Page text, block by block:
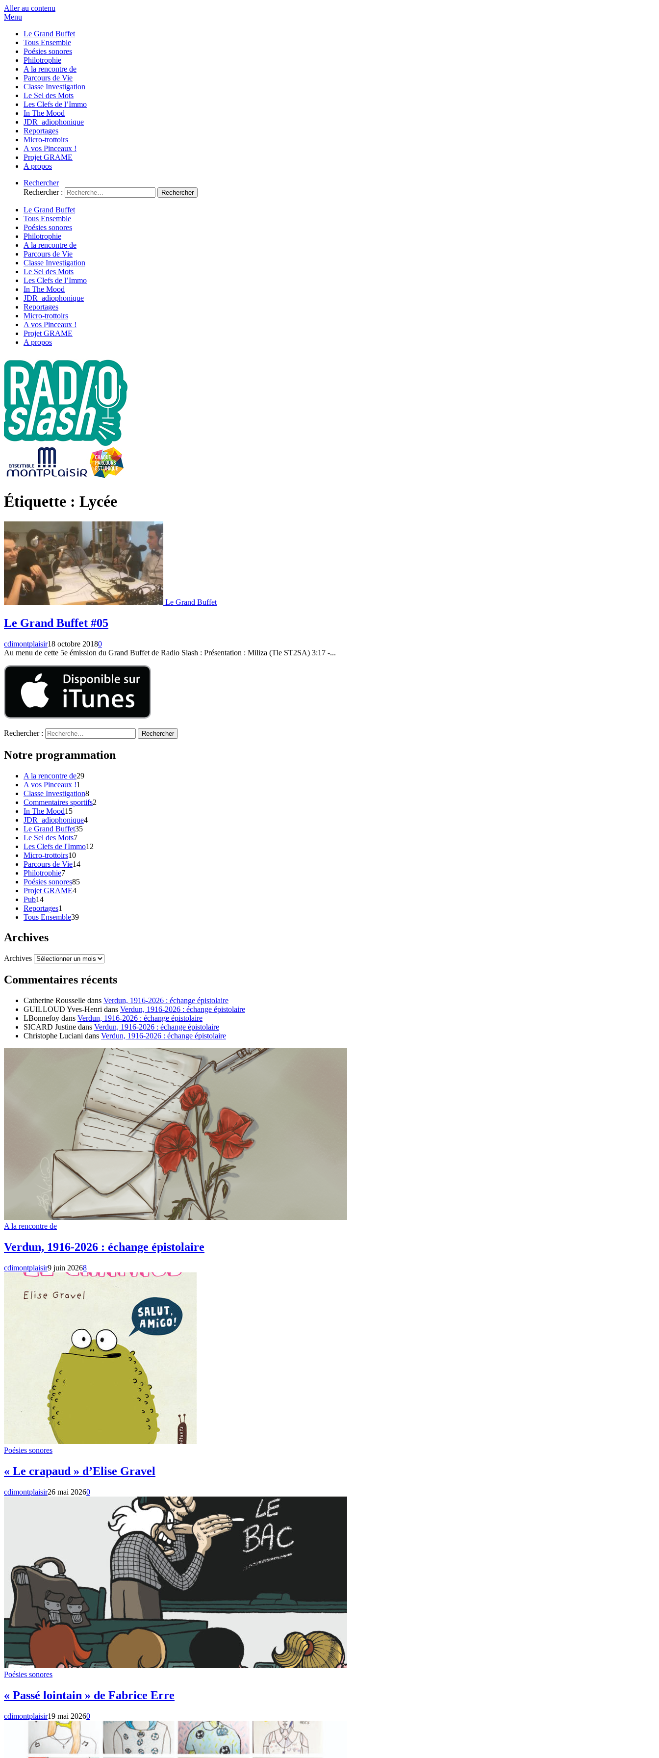
Aller au contenu
Menu
Le Grand Buffet
Tous Ensemble
Poésies sonores
Philotrophie
A la rencontre de
Parcours de Vie
Classe Investigation
Le Sel des Mots
Les Clefs de l’Immo
In The Mood
JDR_adiophonique
Reportages
Micro-trottoirs
A vos Pinceaux !
Projet GRAME
A propos
Rechercher
Rechercher :
Le Grand Buffet
Tous Ensemble
Poésies sonores
Philotrophie
A la rencontre de
Parcours de Vie
Classe Investigation
Le Sel des Mots
Les Clefs de l’Immo
In The Mood
JDR_adiophonique
Reportages
Micro-trottoirs
A vos Pinceaux !
Projet GRAME
A propos
Étiquette : Lycée
Le Grand Buffet
Le Grand Buffet #05
cdimontplaisir18 octobre 20180
Au menu de cette 5e émission du Grand Buffet de Radio Slash : Présentation : Miliza (Tle ST2SA) 3:17 -...
Rechercher :
Notre programmation
A la rencontre de29
A vos Pinceaux !1
Classe Investigation8
Commentaires sportifs2
In The Mood15
JDR_adiophonique4
Le Grand Buffet35
Le Sel des Mots7
Les Clefs de l'Immo12
Micro-trottoirs10
Parcours de Vie14
Philotrophie7
Poésies sonores85
Projet GRAME4
Pub14
Reportages1
Tous Ensemble39
Archives
Archives
Commentaires récents
Catherine Rousselle dans Verdun, 1916-2026 : échange épistolaire
GUILLOUD Yves-Henri dans Verdun, 1916-2026 : échange épistolaire
LBonnefoy dans Verdun, 1916-2026 : échange épistolaire
SICARD Justine dans Verdun, 1916-2026 : échange épistolaire
Christophe Luciani dans Verdun, 1916-2026 : échange épistolaire
A la rencontre de
Verdun, 1916-2026 : échange épistolaire
cdimontplaisir9 juin 20268
Poésies sonores
« Le crapaud » d’Elise Gravel
cdimontplaisir26 mai 20260
Poésies sonores
« Passé lointain » de Fabrice Erre
cdimontplaisir19 mai 20260